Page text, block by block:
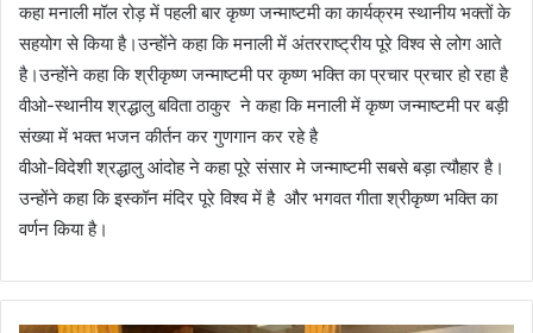
कहा मनाली मॉल रोड़ में पहली बार कृष्ण जन्माष्टमी का कार्यक्रम स्थानीय भक्तों के
सहयोग से किया है।उन्होंने कहा कि मनाली में अंतरराष्ट्रीय पूरे विश्व से लोग आते
है।उन्होंने कहा कि श्रीकृष्ण जन्माष्टमी पर कृष्ण भक्ति का प्रचार प्रचार हो रहा है
वीओ-स्थानीय श्रद्धालु बविता ठाकुर ने कहा कि मनाली में कृष्ण जन्माष्टमी पर बड़ी
संख्या में भक्त भजन कीर्तन कर गुणगान कर रहे है
वीओ-विदेशी श्रद्धालु आंदोह ने कहा पूरे संसार मे जन्माष्टमी सबसे बड़ा त्यौहार है।
उन्होंने कहा कि इस्कॉन मंदिर पूरे विश्व में है और भगवत गीता श्रीकृष्ण भक्ति का
वर्णन किया है।